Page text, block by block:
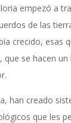
empezó a
de las
crecido, esas
que se hacen un
han creado
que les